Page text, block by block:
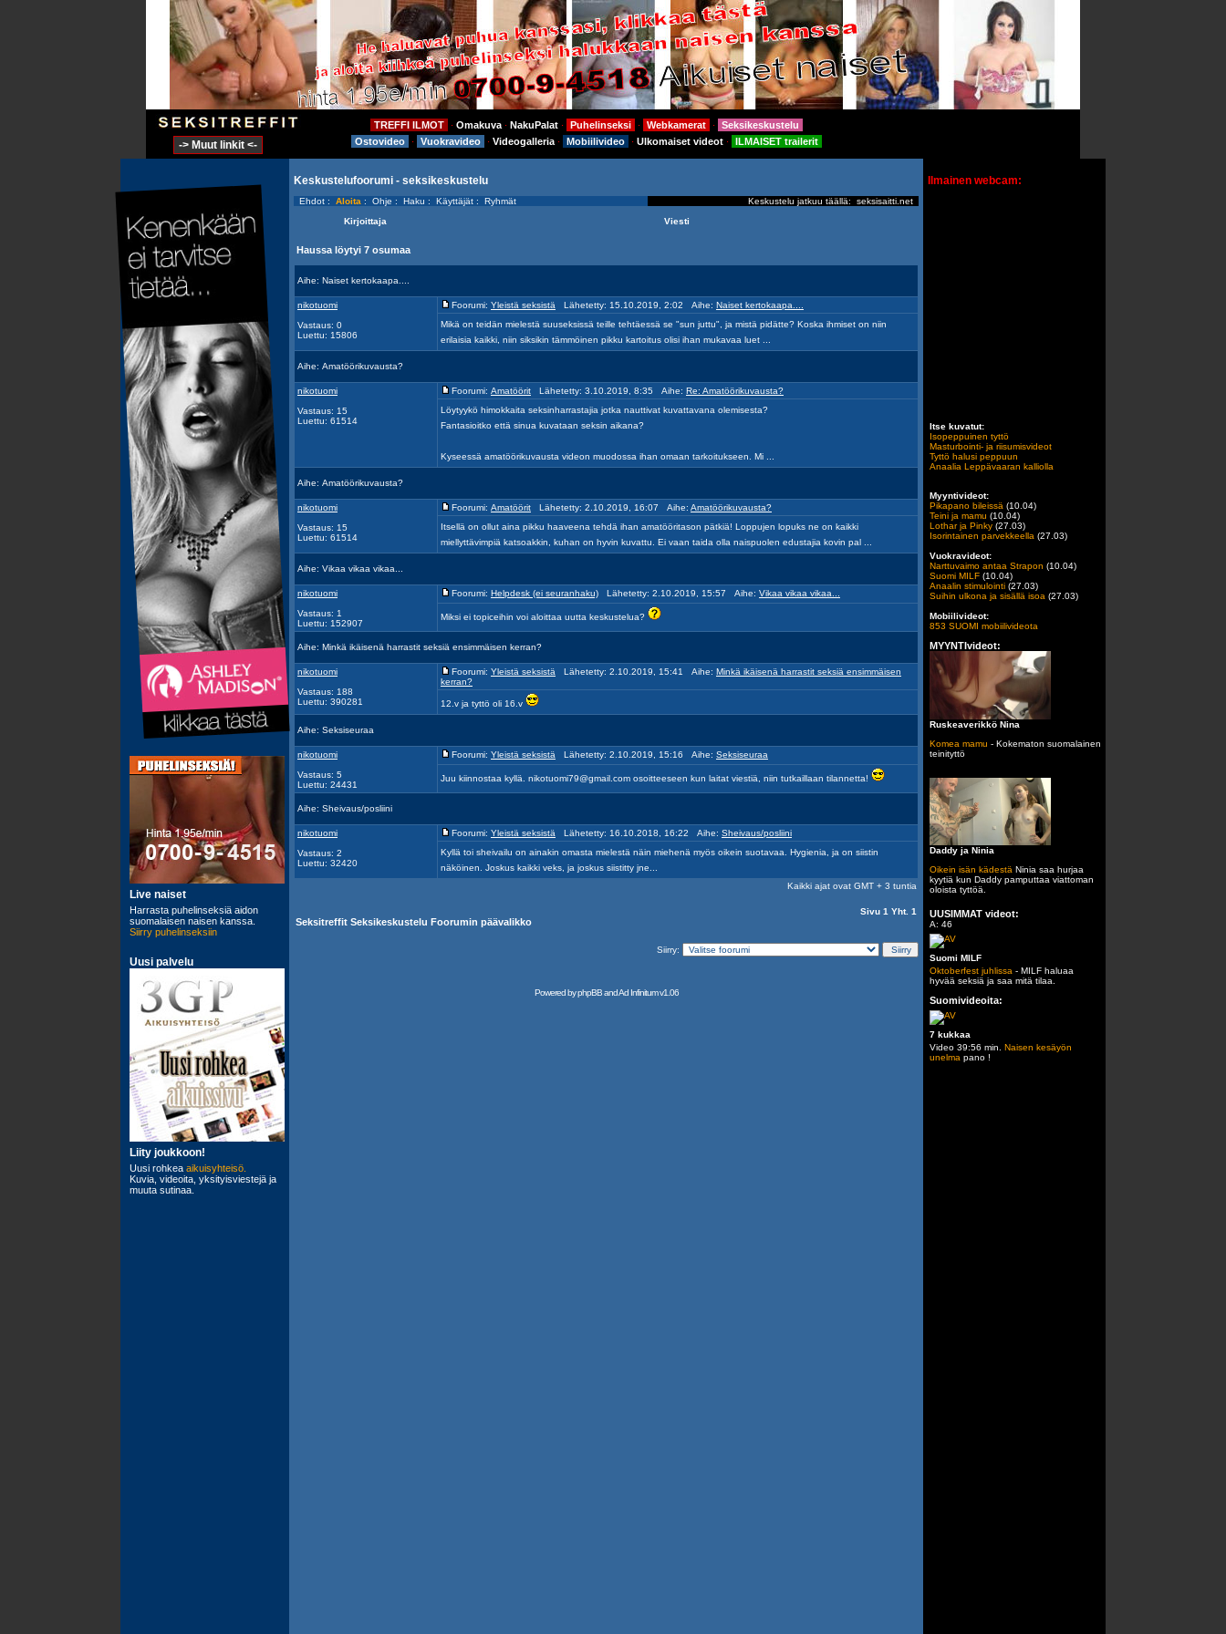
TREFFI ILMOT ⋅ Omakuva ⋅ NakuPalat ⋅ Puhelinseksi ⋅ Webkamerat ⋅
Seksikeskustelu
Ostovideo
⋅ Vuokravideo ⋅ Videogalleria ⋅ Mobiilivideo ⋅ Ulkomaiset videot ⋅ ILMAISET trailerit
-> Muut linkit <-
Keskustelufoorumi - seksikeskustelu
Ehdot : Aloita : Ohje : Haku : Käyttäjät : Ryhmät Keskustelu jatkuu täällä: seksisaitti.net
Kirjoittaja
Viesti
Haussa löytyi 7 osumaa
Aihe: Naiset kertokaapa....
nikotuomi
Vastaus: 0
Luettu: 15806
Foorumi: Yleistä seksistä Lähetetty: 15.10.2019, 2:02 Aihe: Naiset kertokaapa....
Mikä on teidän mielestä suuseksissä teille tehtäessä se "sun juttu", ja mistä pidätte? Koska ihmiset on niin
erilaisia kaikki, niin siksikin tämmöinen pikku kartoitus olisi ihan mukavaa luet ...
Aihe: Amatöörikuvausta?
nikotuomi
Vastaus: 15
Luettu: 61514
Foorumi: Amatöörit Lähetetty: 3.10.2019, 8:35 Aihe: Re: Amatöörikuvausta?
Löytyykö himokkaita seksinharrastajia jotka nauttivat kuvattavana olemisesta?
Fantasioitko että sinua kuvataan seksin aikana?
Kyseessä amatöörikuvausta videon muodossa ihan omaan tarkoitukseen. Mi ...
Aihe: Amatöörikuvausta?
nikotuomi
Vastaus: 15
Luettu: 61514
Foorumi: Amatöörit Lähetetty: 2.10.2019, 16:07 Aihe: Amatöörikuvausta?
Itsellä on ollut aina pikku haaveena tehdä ihan amatööritason pätkiä! Loppujen lopuks ne on kaikki
miellyttävimpiä katsoakkin, kuhan on hyvin kuvattu. Ei vaan taida olla naispuolen edustajia kovin pal ...
Aihe: Vikaa vikaa vikaa...
nikotuomi
Vastaus: 1
Luettu: 152907
Foorumi: Helpdesk (ei seuranhaku) Lähetetty: 2.10.2019, 15:57 Aihe: Vikaa vikaa vikaa...
Miksi ei topiceihin voi aloittaa uutta keskustelua?
Aihe: Minkä ikäisenä harrastit seksiä ensimmäisen kerran?
nikotuomi
Vastaus: 188
Luettu: 390281
Foorumi: Yleistä seksistä Lähetetty: 2.10.2019, 15:41 Aihe: Minkä ikäisenä harrastit seksiä ensimmäisen
kerran?
12.v ja tyttö oli 16.v
Aihe: Seksiseuraa
nikotuomi
Vastaus: 5
Luettu: 24431
Foorumi: Yleistä seksistä Lähetetty: 2.10.2019, 15:16 Aihe: Seksiseuraa
Juu kiinnostaa kyllä. nikotuomi79@gmail.com osoitteeseen kun laitat viestiä, niin tutkaillaan tilannetta!
Aihe: Sheivaus/posliini
nikotuomi
Vastaus: 2
Luettu: 32420
Foorumi: Yleistä seksistä Lähetetty: 16.10.2018, 16:22 Aihe: Sheivaus/posliini
Kyllä toi sheivailu on ainakin omasta mielestä näin miehenä myös oikein suotavaa. Hygienia, ja on siistin
näköinen. Joskus kaikki veks, ja joskus siistitty jne...
Kaikki ajat ovat GMT + 3 tuntia
Sivu 1 Yht. 1
Seksitreffit Seksikeskustelu Foorumin päävalikko
Siirry:
Powered byphpBBandAd Infinitumv1.06
Ilmainen webcam:
Itse kuvatut:
Isopeppuinen tyttö
Masturbointi- ja riisumisvideot
Tyttö halusi peppuun
Anaalia Leppävaaran kalliolla
Myyntivideot:
Pikapano bileissä (10.04)
Teini ja mamu (10.04)
Lothar ja Pinky (27.03)
Isorintainen parvekkeella (27.03)
Vuokravideot:
Narttuvaimo antaa Strapon (10.04)
Suomi MILF (10.04)
Anaalin stimulointi (27.03)
Suihin ulkona ja sisällä isoa (27.03)
Mobiilivideot:
853 SUOMI mobiilivideota
MYYNTIvideot:
Ruskeaverikkö Nina
Komea mamu - Kokematon suomalainen
teinityttö
Daddy ja Ninia
Oikein isän kädestä Ninia saa hurjaa
kyytiä kun Daddy pamputtaa viattoman
oloista tyttöä.
UUSIMMAT videot:
A: 46
Suomi MILF
Oktoberfest juhlissa - MILF haluaa
hyvää seksiä ja saa mitä tilaa.
Suomivideoita:
7 kukkaa
Video 39:56 min. Naisen kesäyön
unelma pano !